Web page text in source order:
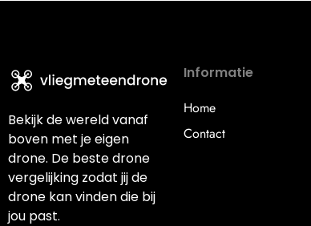
Bekijk de wereld vanaf
boven met je eigen
drone. De beste drone
vergelijking zodat jij de
drone kan vinden die bij
jou past.
Informatie
Home
Contact